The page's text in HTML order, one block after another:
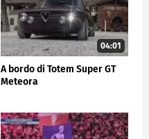
04:01
A bordo di Totem Super GT
Meteora